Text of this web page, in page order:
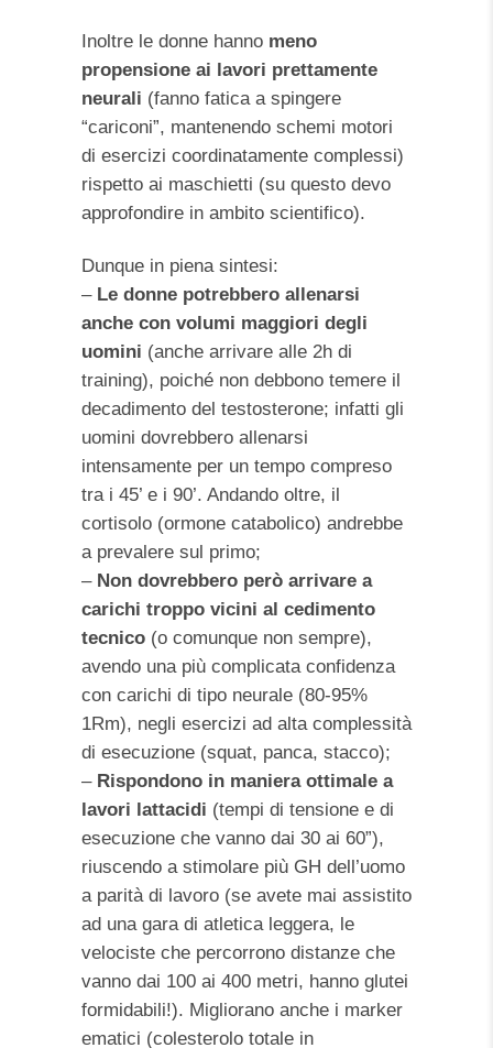
Inoltre le donne hanno meno
propensione ai lavori prettamente
neurali (fanno fatica a spingere
“cariconi”, mantenendo schemi motori
di esercizi coordinatamente complessi)
rispetto ai maschietti (su questo devo
approfondire in ambito scientifico).
Dunque in piena sintesi:
– Le donne potrebbero allenarsi
anche con volumi maggiori degli
uomini (anche arrivare alle 2h di
training), poiché non debbono temere il
decadimento del testosterone; infatti gli
uomini dovrebbero allenarsi
intensamente per un tempo compreso
tra i 45’ e i 90’. Andando oltre, il
cortisolo (ormone catabolico) andrebbe
a prevalere sul primo;
– Non dovrebbero però arrivare a
carichi troppo vicini al cedimento
tecnico (o comunque non sempre),
avendo una più complicata confidenza
con carichi di tipo neurale (80-95%
1Rm), negli esercizi ad alta complessità
di esecuzione (squat, panca, stacco);
– Rispondono in maniera ottimale a
lavori lattacidi (tempi di tensione e di
esecuzione che vanno dai 30 ai 60”),
riuscendo a stimolare più GH dell’uomo
a parità di lavoro (se avete mai assistito
ad una gara di atletica leggera, le
velociste che percorrono distanze che
vanno dai 100 ai 400 metri, hanno glutei
formidabili!). Migliorano anche i marker
ematici (colesterolo totale in